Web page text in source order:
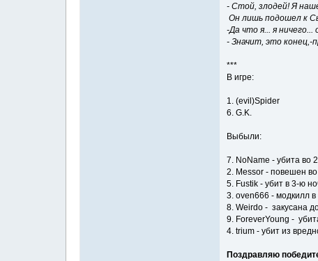
- Стой, злодей! Я
Он лишь подошел к
-Да что я... я ничего...
- Значит, это конец,-
***
В игре:
1. (evil)Spider
6. G.K.
Выбыли:
7. NoName - убита во
2. Messor - повешен
5. Fustik - убит в 3-ю
3. oven666 - модкилл в
8. Weirdo - закусана
9. ForeverYoung -
4. trium - убит из
Поздравляю